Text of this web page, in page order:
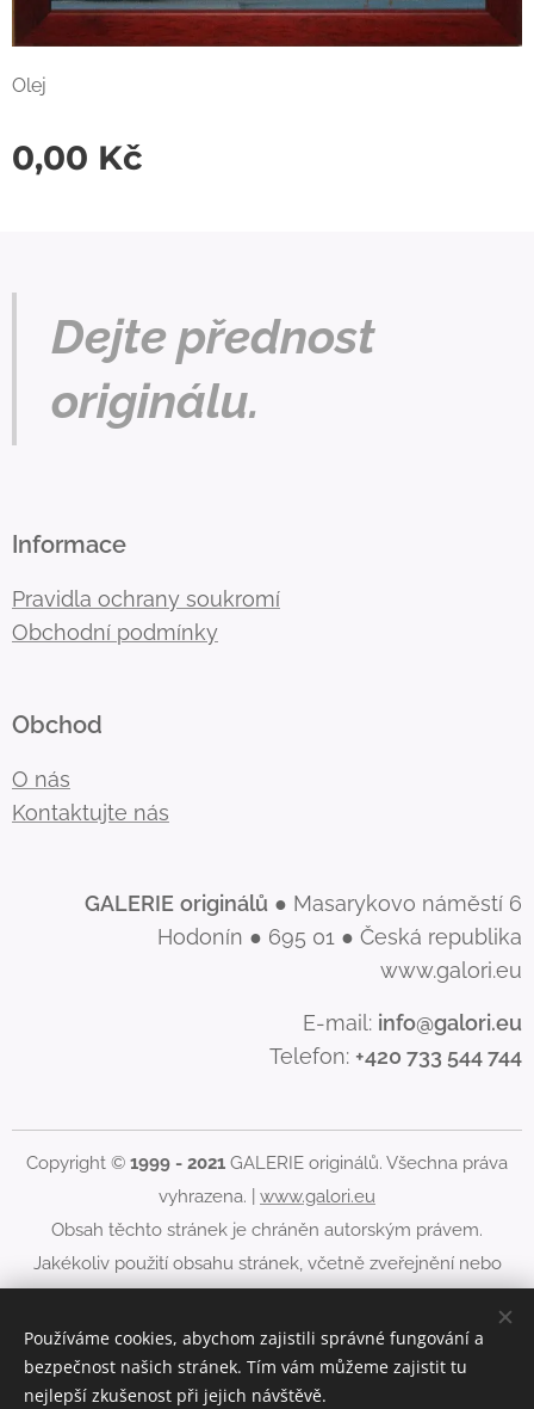
Olej
0,00 Kč
Dejte přednost
originálu.
Informace
Pravidla ochrany soukromí
Obchodní podmínky
Obchod
O nás
Kontaktujte nás
GALERIE originálů ● Masarykovo náměstí 6
Hodonín ● 695 01 ● Česká republika
www.galori.eu
E-mail: info@galori.eu
Telefon: +420 733 544 744
Copyright © 1999 - 2021 GALERIE originálů. Všechna práva
vyhrazena. | www.galori.eu
Obsah těchto stránek je chráněn autorským právem.
Jakékoliv použití obsahu stránek, včetně zveřejnění nebo
GALERIE originálů zakázáno.
Cookies
Používáme cookies, abychom zajistili správné fungování a
bezpečnost našich stránek. Tím vám můžeme zajistit tu
nejlepší zkušenost při jejich návštěvě.